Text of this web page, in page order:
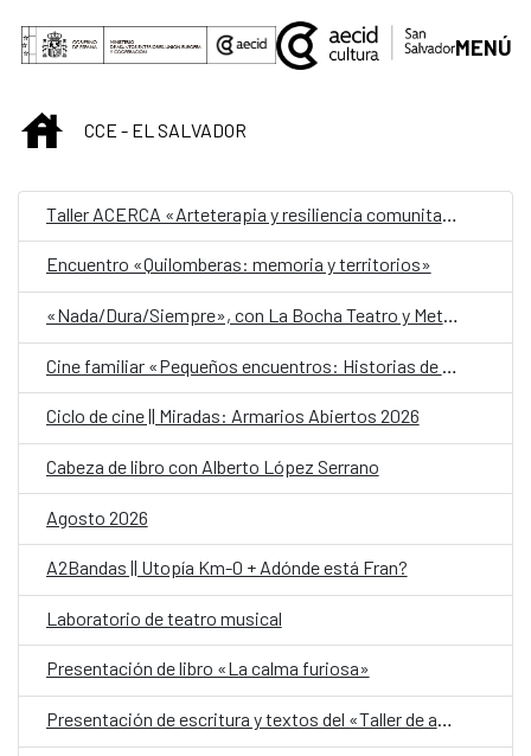
Saltar al contenido principal
MENÚ
INICIOCCE - EL SALVADOR
Encuentro «Quilomberas: memoria y territorios»
«Nada/Dura/Siempre», con La Bocha Teatro y Metafórica
Ciclo de cine || Miradas: Armarios Abiertos 2026
Cabeza de libro con Alberto López Serrano
Agosto 2026
A2Bandas || Utopía Km-0 + Adónde está Fran?
Laboratorio de teatro musical
Presentación de libro «La calma furiosa»
Presentación de escritura y textos del «Taller de autobiografía para mujeres 70+»